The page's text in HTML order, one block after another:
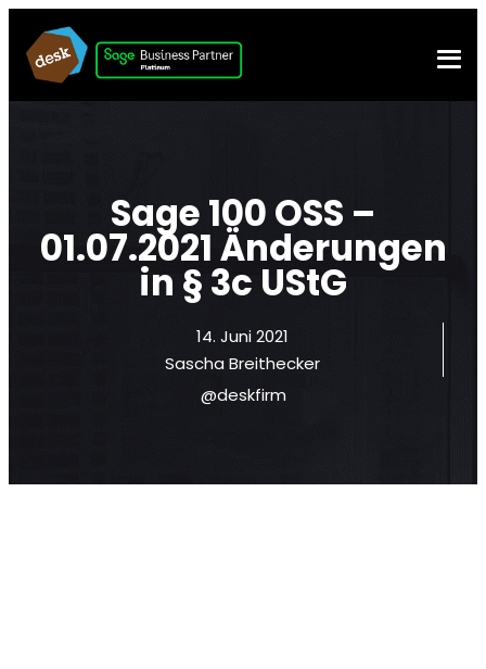
Sage 100 OSS –
01.07.2021 Änderungen
in § 3c UStG
14. Juni 2021
Sascha Breithecker
@deskfirm